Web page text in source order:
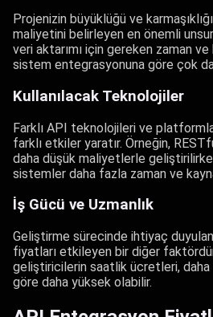
Projenizin büyüklüğü ve
maliyetini belirleyen en önemli
veri aktarımı için gereken zaman
sistem entegrasyonuna göre çok
Kullanılacak Teknolojiler
Farklı API teknolojileri ve
farklı etkiler yaratır. Örneğin,
daha düşük maliyetlerle
sistemler daha fazla zaman ve
İş Gücü ve Uzmanlık
Geliştirme sürecinde ihtiyaç
fiyatları etkileyen bir diğer
geliştiricilerin saatlik ücretleri, daha
göre daha yüksek olabilir.